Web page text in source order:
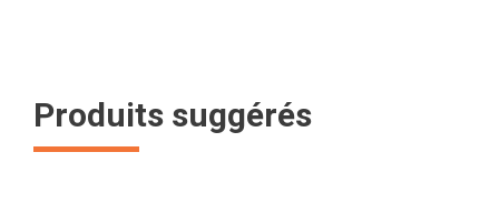
Produits suggérés